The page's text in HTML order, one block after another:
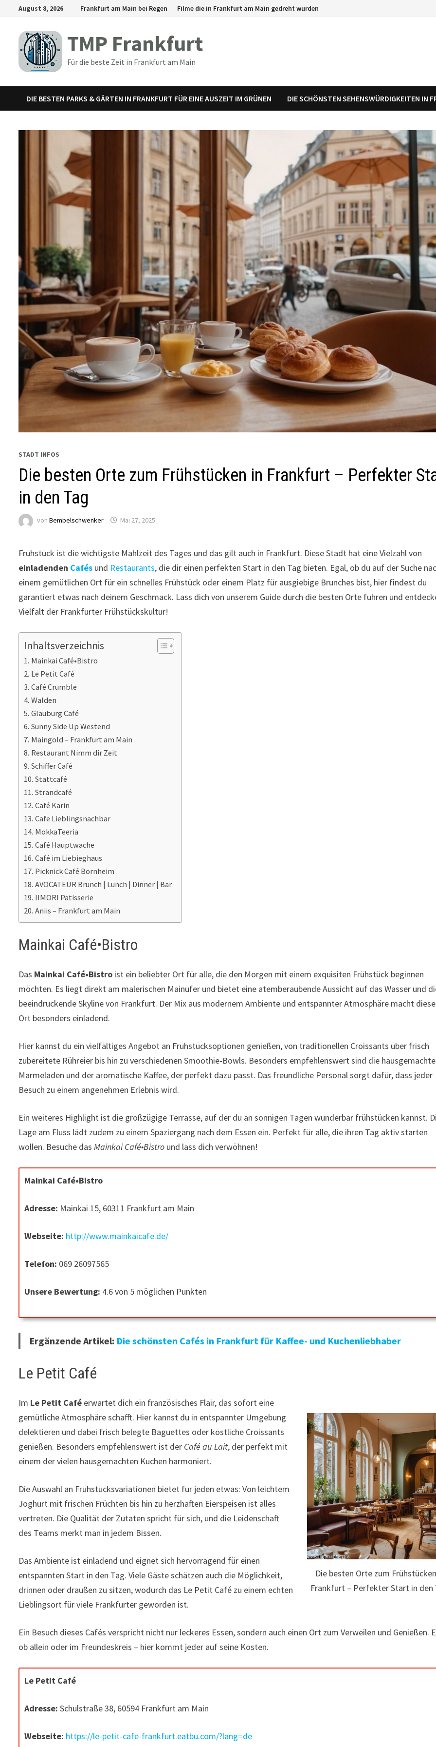
springen
August 8, 2026 Frankfurt am Main bei Regen Filme die in Frankfurt am Main gedreht wurden
TMP Frankfurt
Für die beste Zeit in Frankfurt am Main
DIE BESTEN PARKS & GÄRTEN IN FRANKFURT FÜR EINE AUSZEIT IM GRÜNEN DIE SCHÖNSTEN SEHENSWÜRDIGKEITEN IN
STADT INFOS
Die besten Orte zum Frühstücken in Frankfurt – Perfekter
in den Tag
vonBembelschwenker Mai 27, 2025
Frühstück ist die wichtigste Mahlzeit des Tages und das gilt auch in Frankfurt. Diese Stadt hat eine Vielzahl von
einladenden Cafés und Restaurants, die dir einen perfekten Start in den Tag bieten. Egal, ob du auf der Suche
einem gemütlichen Ort für ein schnelles Frühstück oder einem Platz für ausgiebige Brunches bist, hier findest du
garantiert etwas nach deinem Geschmack. Lass dich von unserem Guide durch die besten Orte führen und
Vielfalt der Frankfurter Frühstückskultur!
Inhaltsverzeichnis
Mainkai Café•Bistro
Le Petit Café
Café Crumble
Walden
Glauburg Café
Sunny Side Up Westend
Maingold – Frankfurt am Main
Restaurant Nimm dir Zeit
Schiffer Café
Stattcafé
Strandcafé
Café Karin
Cafe Lieblingsnachbar
MokkaTeeria
Café Hauptwache
Café im Liebieghaus
Picknick Café Bornheim
AVOCATEUR Brunch | Lunch | Dinner | Bar
IIMORI Patisserie
Aniis – Frankfurt am Main
Mainkai Café•Bistro
Das Mainkai Café•Bistro ist ein beliebter Ort für alle, die den Morgen mit einem exquisiten Frühstück beginnen
möchten. Es liegt direkt am malerischen Mainufer und bietet eine atemberaubende Aussicht auf das Wasser und
beeindruckende Skyline von Frankfurt. Der Mix aus modernem Ambiente und entspannter Atmosphäre macht
Ort besonders einladend.
Hier kannst du ein vielfältiges Angebot an Frühstücksoptionen genießen, von traditionellen Croissants über frisch
zubereitete Rühreier bis hin zu verschiedenen Smoothie-Bowls. Besonders empfehlenswert sind die
Marmeladen und der aromatische Kaffee, der perfekt dazu passt. Das freundliche Personal sorgt dafür, dass jeder
Besuch zu einem angenehmen Erlebnis wird.
Ein weiteres Highlight ist die großzügige Terrasse, auf der du an sonnigen Tagen wunderbar frühstücken kannst.
Lage am Fluss lädt zudem zu einem Spaziergang nach dem Essen ein. Perfekt für alle, die ihren Tag aktiv starten
wollen. Besuche dasMainkai Café•Bistro und lass dich verwöhnen!
Mainkai Café•Bistro
Adresse: Mainkai 15, 60311 Frankfurt am Main
Webseite: http://www.mainkaicafe.de/
Telefon: 069 26097565
Unsere Bewertung: 4.6 von 5 möglichen Punkten
Ergänzende Artikel: Die schönsten Cafés in Frankfurt für Kaffee- und Kuchenliebhaber
Le Petit Café
Die besten Orte zum
Frankfurt – Perfekter Start in den
Im Le Petit Café erwartet dich ein französisches Flair, das sofort eine
gemütliche Atmosphäre schafft. Hier kannst du in entspannter Umgebung
delektieren und dabei frisch belegte Baguettes oder köstliche Croissants
genießen. Besonders empfehlenswert ist der Café au Lait, der perfekt mit
einem der vielen hausgemachten Kuchen harmoniert.
Die Auswahl an Frühstücksvariationen bietet für jeden etwas: Von leichtem
Joghurt mit frischen Früchten bis hin zu herzhaften Eierspeisen ist alles
vertreten. Die Qualität der Zutaten spricht für sich, und die Leidenschaft
des Teams merkt man in jedem Bissen.
Das Ambiente ist einladend und eignet sich hervorragend für einen
entspannten Start in den Tag. Viele Gäste schätzen auch die Möglichkeit,
drinnen oder draußen zu sitzen, wodurch das Le Petit Café zu einem echten
Lieblingsort für viele Frankfurter geworden ist.
Ein Besuch dieses Cafés verspricht nicht nur leckeres Essen, sondern auch einen Ort zum Verweilen und Genießen.
ob allein oder im Freundeskreis – hier kommt jeder auf seine Kosten.
Le Petit Café
Adresse: Schulstraße 38, 60594 Frankfurt am Main
Webseite: https://le-petit-cafe-frankfurt.eatbu.com/?lang=de